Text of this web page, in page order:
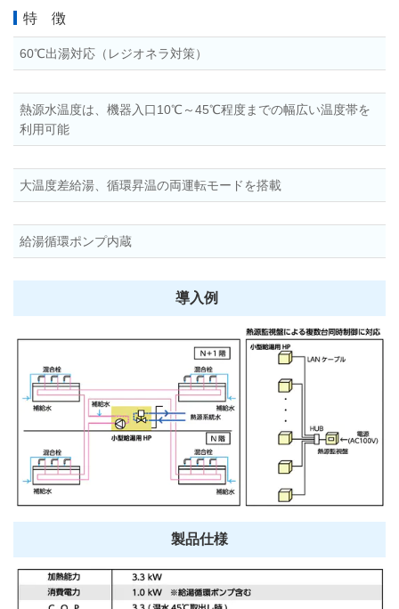
特 徴
60℃出湯対応（レジオネラ対策）
熱源水温度は、機器入口10℃～45℃程度までの幅広い温度帯を
利用可能
大温度差給湯、循環昇温の両運転モードを搭載
給湯循環ポンプ内蔵
導入例
製品仕様